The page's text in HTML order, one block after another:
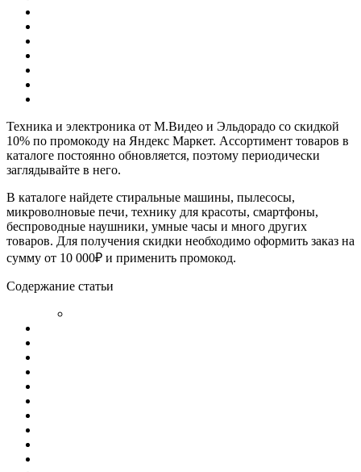
Техника и электроника от М.Видео и Эльдорадо со скидкой
10% по промокоду на Яндекс Маркет. Ассортимент товаров в
каталоге постоянно обновляется, поэтому периодически
заглядывайте в него.
В каталоге найдете стиральные машины, пылесосы,
микроволновые печи, технику для красоты, смартфоны,
беспроводные наушники, умные часы и много других
товаров. Для получения скидки необходимо оформить заказ на
сумму от 10 000₽ и применить промокод.
Содержание статьи